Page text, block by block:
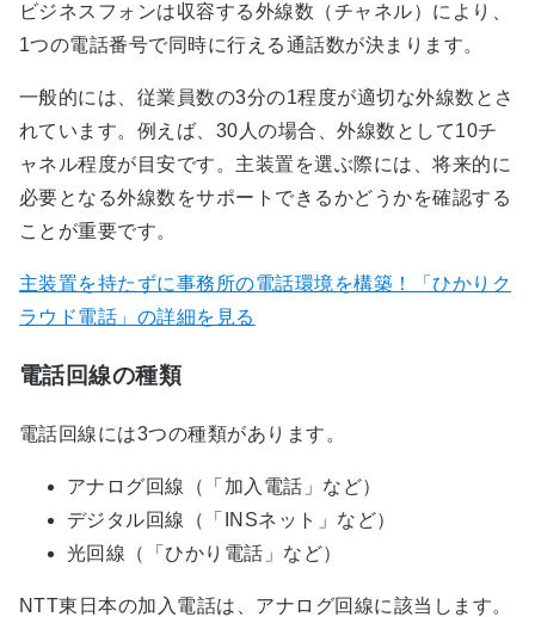
ビジネスフォンは収容する外線数（チャネル）により、
1つの電話番号で同時に行える通話数が決まります。
一般的には、従業員数の3分の1程度が適切な外線数とさ
れています。例えば、30人の場合、外線数として10チ
ャネル程度が目安です。主装置を選ぶ際には、将来的に
必要となる外線数をサポートできるかどうかを確認する
ことが重要です。
主装置を持たずに事務所の電話環境を構築！「ひかりク
ラウド電話」の詳細を見る
電話回線の種類
電話回線には3つの種類があります。
アナログ回線（「加入電話」など）
デジタル回線（「INSネット」など）
光回線（「ひかり電話」など）
NTT東日本の加入電話は、アナログ回線に該当します。